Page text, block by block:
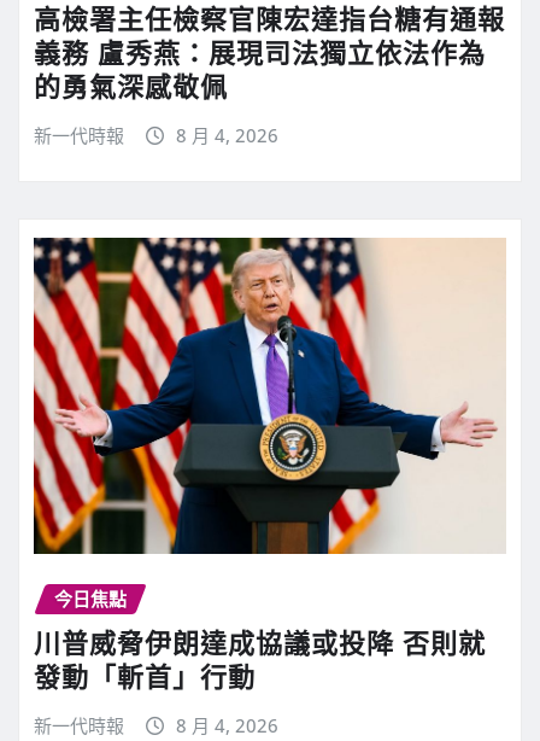
高檢署主任檢察官陳宏達指台糖有通報
義務 盧秀燕：展現司法獨立依法作為
的勇氣深感敬佩
新一代時報 8 月 4, 2026
今日焦點
川普威脅伊朗達成協議或投降 否則就
發動「斬首」行動
新一代時報 8 月 4, 2026